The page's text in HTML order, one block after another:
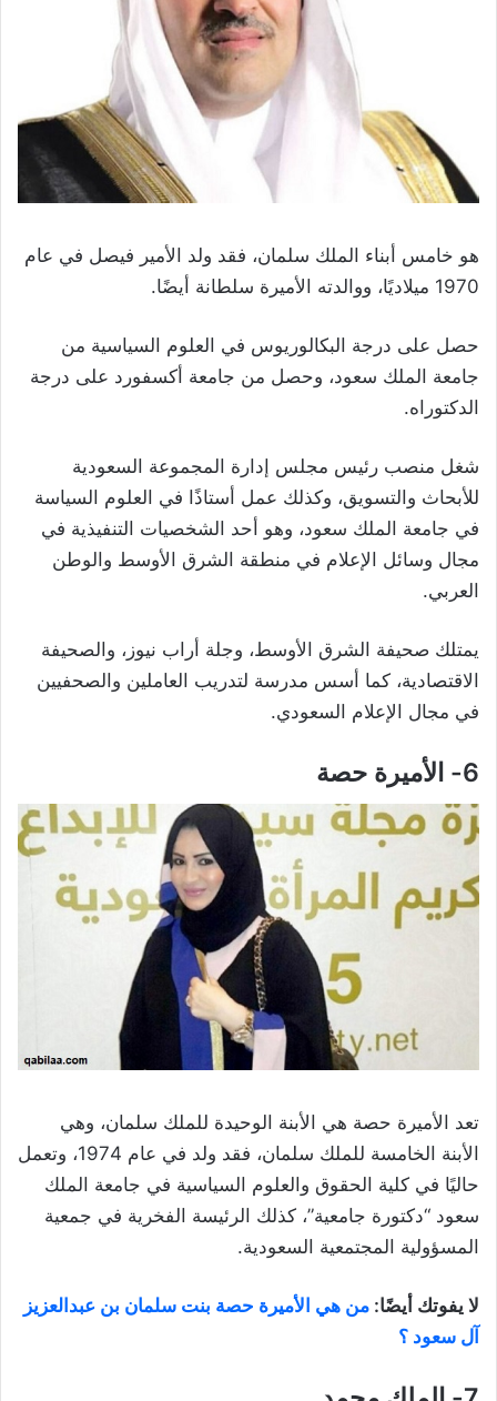
هو خامس أبناء الملك سلمان، فقد ولد الأمير فيصل في عام
1970 ميلاديًا، ووالدته الأميرة سلطانة أيضًا.
حصل على درجة البكالوريوس في العلوم السياسية من
جامعة الملك سعود، وحصل من جامعة أكسفورد على درجة
الدكتوراه.
شغل منصب رئيس مجلس إدارة المجموعة السعودية
للأبحاث والتسويق، وكذلك عمل أستاذًا في العلوم السياسة
في جامعة الملك سعود، وهو أحد الشخصيات التنفيذية في
مجال وسائل الإعلام في منطقة الشرق الأوسط والوطن
العربي.
يمتلك صحيفة الشرق الأوسط، وجلة أراب نيوز، والصحيفة
الاقتصادية، كما أسس مدرسة لتدريب العاملين والصحفيين
في مجال الإعلام السعودي.
6- الأميرة حصة
تعد الأميرة حصة هي الأبنة الوحيدة للملك سلمان، وهي
الأبنة الخامسة للملك سلمان، فقد ولد في عام 1974، وتعمل
حاليًا في كلية الحقوق والعلوم السياسية في جامعة الملك
سعود “دكتورة جامعية”، كذلك الرئيسة الفخرية في جمعية
المسؤولية المجتمعية السعودية.
لا يفوتك أيضًا: من هي الأميرة حصة بنت سلمان بن عبدالعزيز
آل سعود ؟